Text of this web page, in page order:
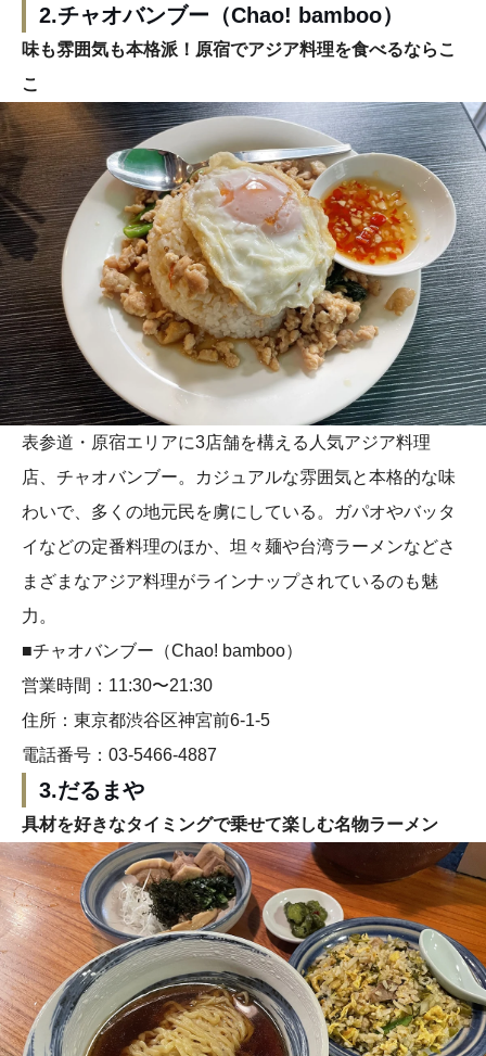
2.チャオバンブー（Chao! bamboo）
味も雰囲気も本格派！原宿でアジア料理を食べるならこ
こ
表参道・原宿エリアに3店舗を構える人気アジア料理
店、チャオバンブー。カジュアルな雰囲気と本格的な味
わいで、多くの地元民を虜にしている。ガパオやバッタ
イなどの定番料理のほか、坦々麺や台湾ラーメンなどさ
まざまなアジア料理がラインナップされているのも魅
力。
■チャオバンブー（Chao! bamboo）
営業時間：11:30〜21:30
住所：東京都渋谷区神宮前6-1-5
電話番号：03-5466-4887
3.だるまや
具材を好きなタイミングで乗せて楽しむ名物ラーメン